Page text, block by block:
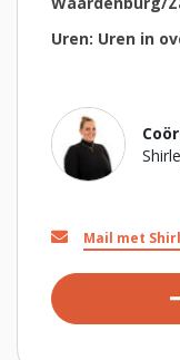
Uren: Uren in
Mail met